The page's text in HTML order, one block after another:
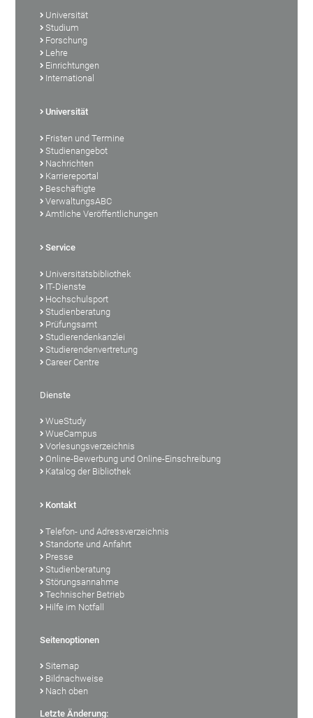
Universität
Studium
Forschung
Lehre
Einrichtungen
International
Universität
Fristen und Termine
Studienangebot
Nachrichten
Karriereportal
Beschäftigte
VerwaltungsABC
Amtliche Veröffentlichungen
Service
Universitätsbibliothek
IT-Dienste
Hochschulsport
Studienberatung
Prüfungsamt
Studierendenkanzlei
Studierendenvertretung
Career Centre
Dienste
WueStudy
WueCampus
Vorlesungsverzeichnis
Online-Bewerbung und Online-Einschreibung
Katalog der Bibliothek
Kontakt
Telefon- und Adressverzeichnis
Standorte und Anfahrt
Presse
Studienberatung
Störungsannahme
Technischer Betrieb
Hilfe im Notfall
Seitenoptionen
Sitemap
Bildnachweise
Nach oben
Letzte Änderung: